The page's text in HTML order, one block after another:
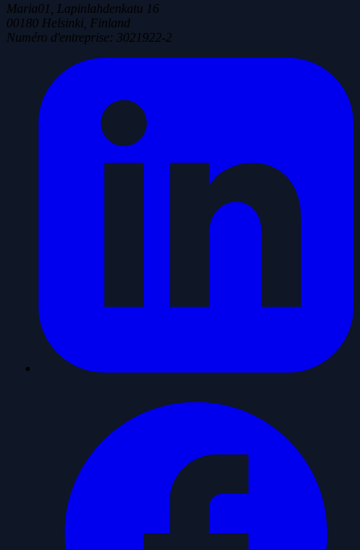
Maria01, Lapinlahdenkatu 16
00180 Helsinki, Finland
Numéro d'entreprise: 3021922-2